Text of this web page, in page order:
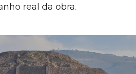
real da obra.